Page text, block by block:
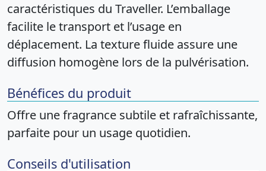
caractéristiques du Traveller. L’emballage
facilite le transport et l’usage en
déplacement. La texture fluide assure une
diffusion homogène lors de la pulvérisation.
Bénéfices du produit
Offre une fragrance subtile et rafraîchissante,
parfaite pour un usage quotidien.
Conseils d'utilisation